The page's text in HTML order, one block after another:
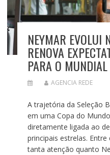
NEYMAR EVOLUI
RENOVA
PARA O MUNDIAL
AGENCIA REDE
A trajetória da Seleção
em uma Copa do
diretamente ligada ao
principais estrelas.
tanta atenção quanto